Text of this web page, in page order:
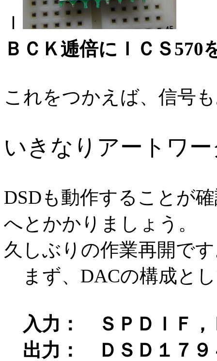
Ｉ
ＢＣＫ逓倍にＩＣＳ570
これをつかえば、信号
いきなりアートワ
DSDも動作することが
へとかかりましょう。
久しぶりの作業再開で
まず、DACの構成と
入力： ＳＰＤＩＦ，
出力： ＤＳＤ１７９